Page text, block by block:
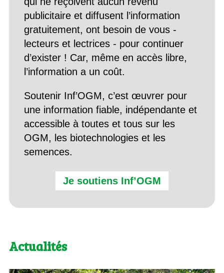
publicitaire et diffusent l’information
gratuitement, ont besoin de vous -
lecteurs et lectrices - pour continuer
d’exister ! Car, même en accès libre,
l’information a un coût.
Soutenir Inf’OGM, c’est œuvrer pour
une information fiable, indépendante et
accessible à toutes et tous sur les
OGM, les biotechnologies et les
semences.
Je soutiens Inf’OGM
Actualités